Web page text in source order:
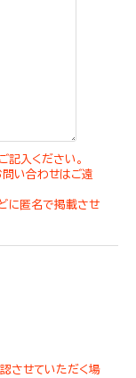
入ください。
い合わせはご遠
に匿名で掲載させ
させていただく場